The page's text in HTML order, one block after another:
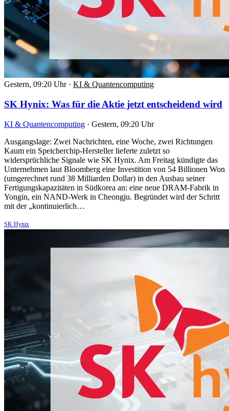
Gestern, 09:20 Uhr · KI & Quantencomputing
SK Hynix: Was für die Aktie jetzt entscheidend wird
KI & Quantencomputing · Gestern, 09:20 Uhr
Ausgangslage: Zwei Nachrichten, eine Woche, zwei Richtungen
Kaum ein Speicherchip-Hersteller lieferte zuletzt so
widersprüchliche Signale wie SK Hynix. Am Freitag kündigte das
Unternehmen laut Bloomberg eine Investition von 54 Billionen Won
(umgerechnet rund 38 Milliarden Dollar) in den Ausbau seiner
Fertigungskapazitäten in Südkorea an: eine neue DRAM-Fabrik in
Yongin, ein NAND-Werk in Cheongju. Begründet wird der Schritt
mit der „kontinuierlich…
SK Hynix